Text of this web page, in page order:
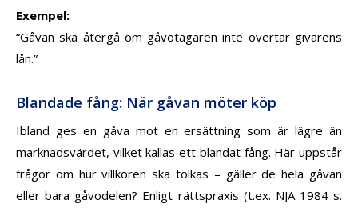
Exempel:
“Gåvan ska återgå om gåvotagaren inte övertar givarens
lån.”
Blandade fång: När gåvan möter köp
Ibland ges en gåva mot en ersättning som är lägre än
marknadsvärdet, vilket kallas ett blandat fång. Här uppstår
frågor om hur villkoren ska tolkas – gäller de hela gåvan
eller bara gåvodelen? Enligt rättspraxis (t.ex. NJA 1984 s.